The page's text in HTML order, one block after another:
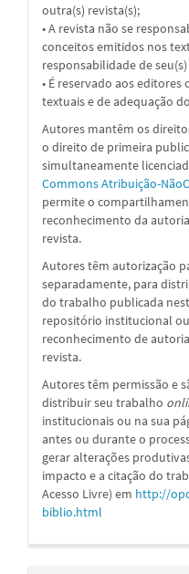
outra(s) revista(s);
• A revista não se
conceitos emitidos nos
responsabilidade de
• É reservado aos
textuais e de adequação
Autores mantêm os
o direito de primeira
simultaneamente
Commons Atribuição-
permite o
reconhecimento da
revista.
Autores têm autorização
separadamente, para
do trabalho publicada
repositório institucional
reconhecimento de
revista.
Autores têm permissão e
distribuir seu trabalho
institucionais ou na sua
antes ou durante o
gerar alterações
impacto e a citação do
Acesso Livre) em http://
biblio.html